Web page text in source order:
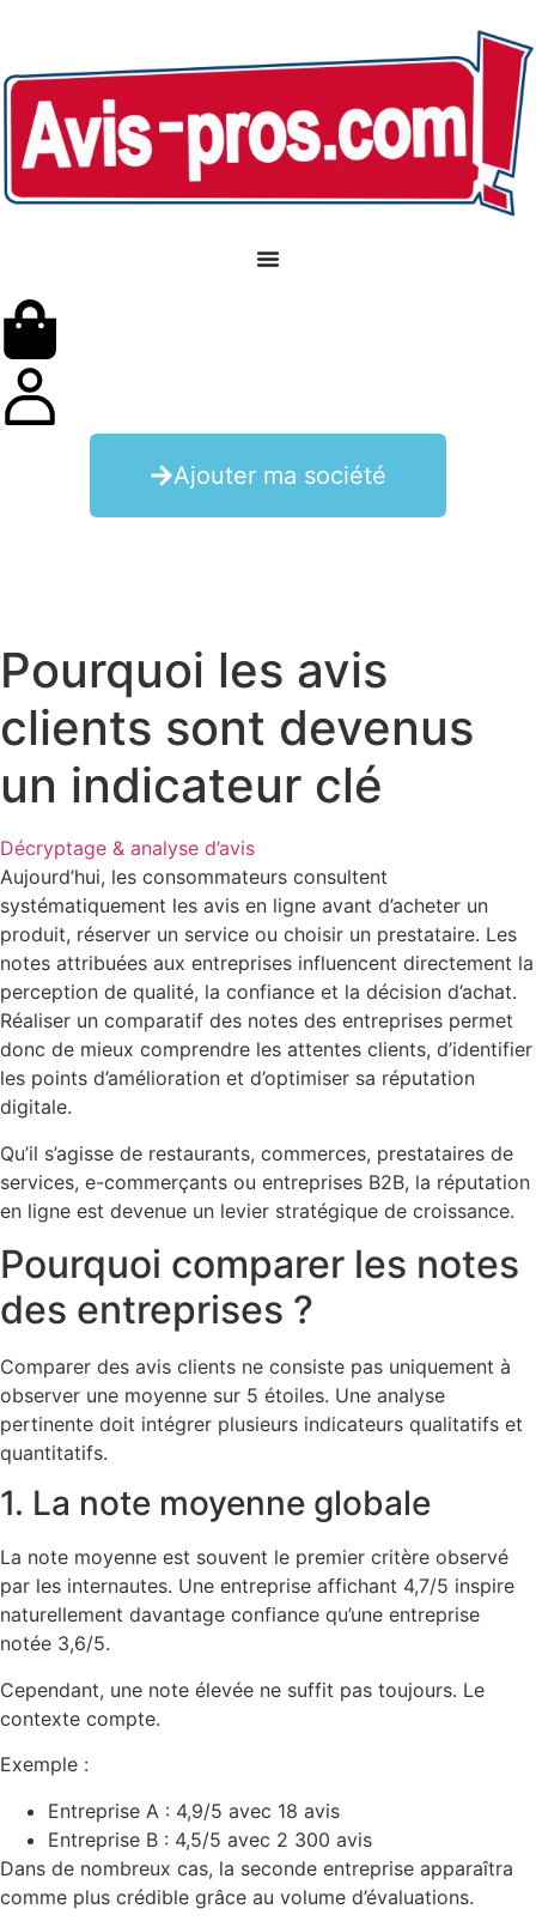
Ajouter ma société
Pourquoi les avis
clients sont devenus
un indicateur clé
Décryptage & analyse d’avis
Aujourd’hui, les consommateurs consultent
systématiquement les avis en ligne avant d’acheter un
produit, réserver un service ou choisir un prestataire. Les
notes attribuées aux entreprises influencent directement la
perception de qualité, la confiance et la décision d’achat.
Réaliser un comparatif des notes des entreprises permet
donc de mieux comprendre les attentes clients, d’identifier
les points d’amélioration et d’optimiser sa réputation
digitale.
Qu’il s’agisse de restaurants, commerces, prestataires de
services, e-commerçants ou entreprises B2B, la réputation
en ligne est devenue un levier stratégique de croissance.
Pourquoi comparer les notes
des entreprises ?
Comparer des avis clients ne consiste pas uniquement à
observer une moyenne sur 5 étoiles. Une analyse
pertinente doit intégrer plusieurs indicateurs qualitatifs et
quantitatifs.
1. La note moyenne globale
La note moyenne est souvent le premier critère observé
par les internautes. Une entreprise affichant 4,7/5 inspire
naturellement davantage confiance qu’une entreprise
notée 3,6/5.
Cependant, une note élevée ne suffit pas toujours. Le
contexte compte.
Exemple :
Entreprise A : 4,9/5 avec 18 avis
Entreprise B : 4,5/5 avec 2 300 avis
Dans de nombreux cas, la seconde entreprise apparaîtra
comme plus crédible grâce au volume d’évaluations.